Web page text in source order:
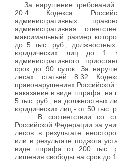
За нарушение требований
20.4 Кодекса
административных
административная
максимальный размер
до 5 тыс. руб.,
юридических лиц до
административного
срок до 90 суток. За
лесах статьёй 8.32
правонарушениях
наказание в виде штрафа: на
5 тыс. руб., на должностных
юридических лиц - от 50 тыс.
В соответствии со ст.
Российской Федерации за
лесов в результате
или в результате поджога
виде штрафа от 200 тыс.
лишения свободы на срок до